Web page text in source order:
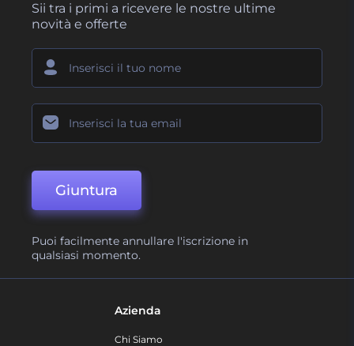
Sii tra i primi a ricevere le nostre ultime
novità e offerte
Giuntura
Puoi facilmente annullare l'iscrizione in
qualsiasi momento.
Azienda
Chi Siamo